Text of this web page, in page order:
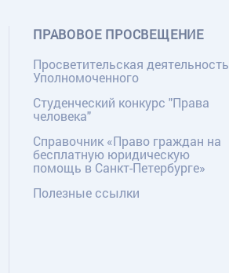
ПРАВОВОЕ ПРОСВЕЩЕНИЕ
Просветительская деятельность
Уполномоченного
Студенческий конкурс "Права
человека"
Справочник «Право граждан на
бесплатную юридическую
помощь в Санкт-Петербурге»
Полезные ссылки